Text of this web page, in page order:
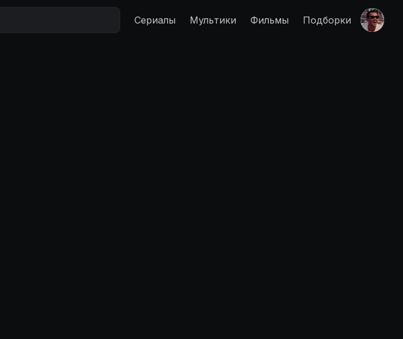
Сериалы Мультики Фильмы Подборки